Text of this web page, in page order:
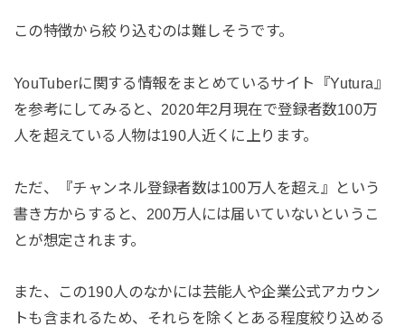
この特徴から絞り込むのは難しそうです。
YouTuberに関する情報をまとめているサイト『Yutura』
を参考にしてみると、2020年2月現在で登録者数100万
人を超えている人物は190人近くに上ります。
ただ、『チャンネル登録者数は100万人を超え』という
書き方からすると、200万人には届いていないというこ
とが想定されます。
また、この190人のなかには芸能人や企業公式アカウン
トも含まれるため、それらを除くとある程度絞り込める